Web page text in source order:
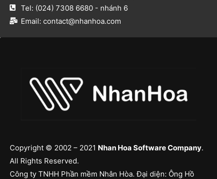
Tel: (024) 7308 6680 - nhánh 6​
Email: contact@nhanhoa.com​
Copyright © 2002 – 2021 Nhan Hoa Software Company.
All Rights Reserved.
Công ty TNHH Phần mềm Nhân Hòa. Đại diện: Ông Hồ